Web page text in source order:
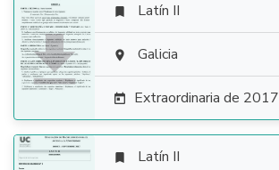

 Latín II
 Galicia
 Extraordinaria de 2017
 Latín II